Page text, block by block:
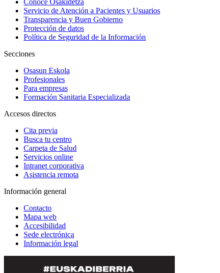
Conoce Osakidetza
Servicio de Atención a Pacientes y Usuarios
Transparencia y Buen Gobierno
Protección de datos
Política de Seguridad de la Información
Secciones
Osasun Eskola
Profesionales
Para empresas
Formación Sanitaria Especializada
Accesos directos
Cita previa
Busca tu centro
Carpeta de Salud
Servicios online
Intranet corporativa
Asistencia remota
Información general
Contacto
Mapa web
Accesibilidad
Sede electrónica
Información legal